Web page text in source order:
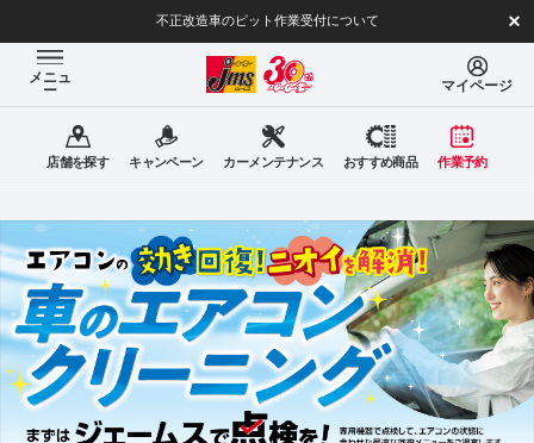
不正改造車のピット作業受付について
メニュ
ー マイページ
店舗を探す キャンペーン カーメンテナンス おすすめ商品 作業予約